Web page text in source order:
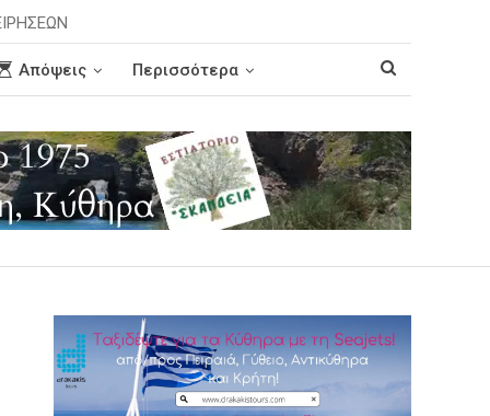
Απόψεις Περισσότερα